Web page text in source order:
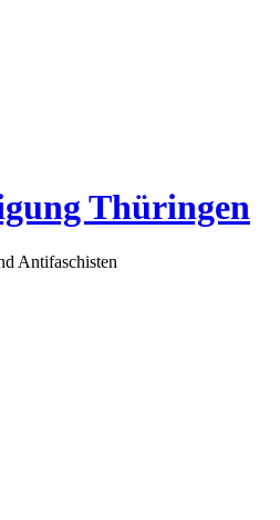
Thüringen
Antifaschisten